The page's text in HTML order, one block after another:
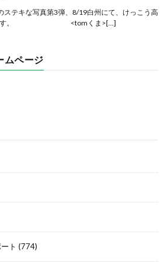
ステキな写真第3弾、8/19白州にて、けっこう高
ます。 <tomくま>[…]
ムページ
ト (774)